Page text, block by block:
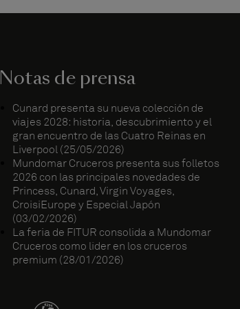
Notas de prensa
Cunard presenta su nueva colección de
viajes 2028: historia, descubrimiento y el
gran encuentro de las Cuatro Reinas en
Liverpool (25/05/2026)
Mundomar Cruceros presenta sus folletos
2026 con las principales novedades de
Princess, Cunard, Virgin Voyages,
CroisiEurope y Especial Japón
(03/02/2026)
La feria de FITUR consolida a Mundomar
Cruceros como líder en los cruceros
premium (28/01/2026)